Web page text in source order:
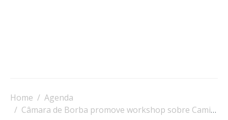
Home
Agenda
Câmara de Borba promove workshop sobre Caminhos de Santiago